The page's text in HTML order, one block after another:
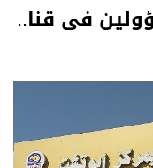
فى قنا..